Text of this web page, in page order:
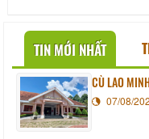
TIN MỚI NHẤT
CÙ LAO
07/08/